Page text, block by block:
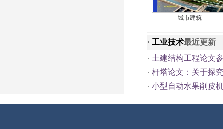
城市建筑
· 工业技术最近更新
· 土建结构工程论文
· 杆塔论文：关于探
· 小型自动水果削皮